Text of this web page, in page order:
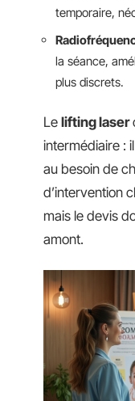
temporaire,
la séance,
plus discrets.
Le lifting laser
intermédiaire :
au besoin de
d’intervention
mais le devis
amont.